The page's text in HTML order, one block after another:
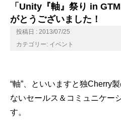
「Unity『軸』祭り in
がとうございました！
投稿日 : 2013/07/25
カテゴリー: イベント
“軸”、といいますと独Cherry
ないセールス＆コミュニケー
す。